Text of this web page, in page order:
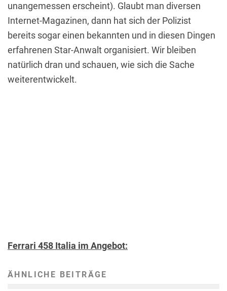
unangemessen erscheint). Glaubt man diversen
Internet-Magazinen, dann hat sich der Polizist
bereits sogar einen bekannten und in diesen Dingen
erfahrenen Star-Anwalt organisiert. Wir bleiben
natürlich dran und schauen, wie sich die Sache
weiterentwickelt.
Ferrari 458 Italia im Angebot:
ÄHNLICHE BEITRÄGE